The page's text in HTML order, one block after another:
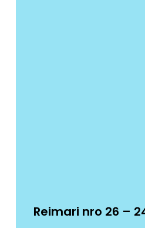
Reimari nro 26 –